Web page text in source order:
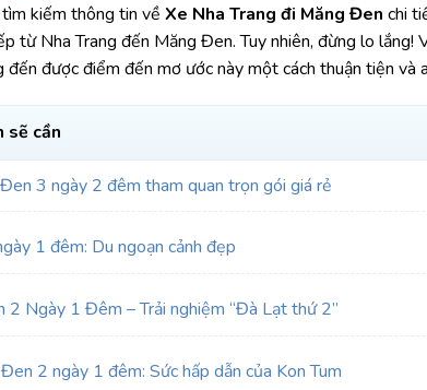
tìm kiếm thông tin về Xe Nha Trang đi Măng Đen chi
từ Nha Trang đến Măng Đen. Tuy nhiên, đừng lo lắng!
đến được điểm đến mơ ước này một cách thuận tiện và
sẽ cần
3 ngày 2 đêm tham quan trọn gói giá rẻ
1 đêm: Du ngoạn cảnh đẹp
2 Ngày 1 Đêm – Trải nghiệm “Đà Lạt thứ 2”
2 ngày 1 đêm: Sức hấp dẫn của Kon Tum